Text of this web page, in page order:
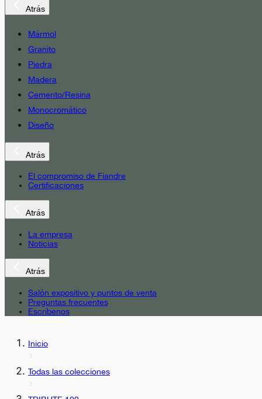
Atrás
Mármol
Granito
Piedra
Madera
Cemento/Resina
Monocromático
Diseño
Atrás
El compromiso de Fiandre
Certificaciones
Atrás
La empresa
Noticias
Atrás
Salón expositivo y puntos de venta
Preguntas frecuentes
Escríbenos
Inicio
Todas las colecciones